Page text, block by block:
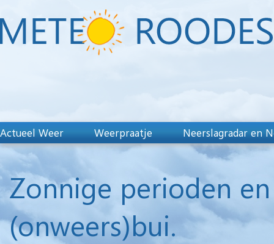
Actueel Weer Weerpraatje Neerslagradar en
Zonnige perioden
(onweers)bui.